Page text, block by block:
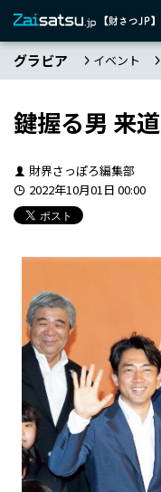
グラビア イベント
鍵握る男 来道
財界さっぽろ編集部
2022年10月01日 00:00